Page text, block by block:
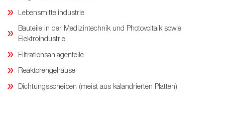
Lebensmittelindustrie
Bauteile in der Medizintechnik und Photovoltaik sowie
Elektroindustrie
Filtrationsanlagenteile
Reaktorengehäuse
Dichtungsscheiben (meist aus kalandrierten Platten)